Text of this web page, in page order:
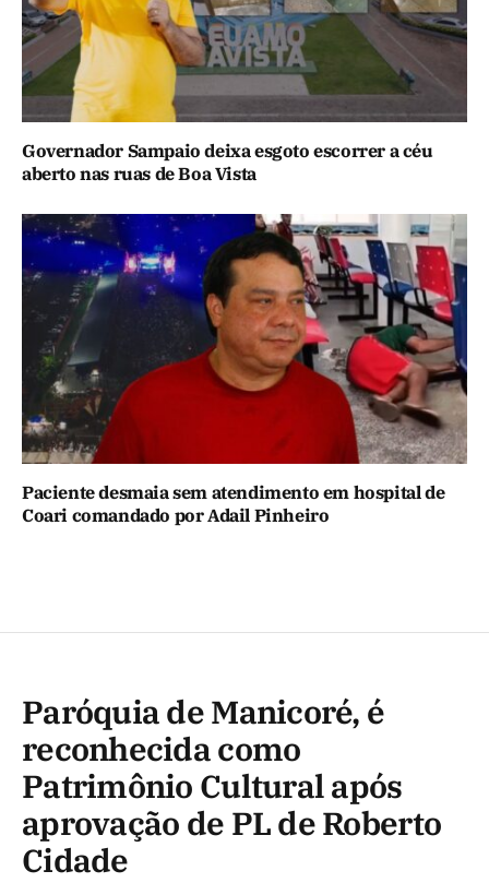
Governador Sampaio deixa esgoto escorrer a céu
aberto nas ruas de Boa Vista
Paciente desmaia sem atendimento em hospital de
Coari comandado por Adail Pinheiro
Paróquia de Manicoré, é
reconhecida como
Patrimônio Cultural após
aprovação de PL de Roberto
Cidade